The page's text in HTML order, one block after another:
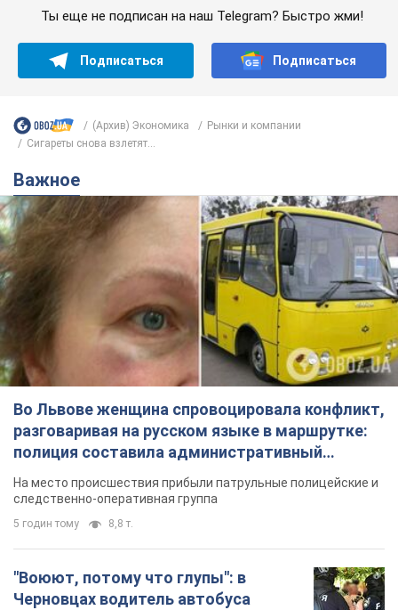
Ты еще не подписан на наш Telegram? Быстро жми!
Подписаться Подписаться
(Архив) Экономика
Рынки и компании
Сигареты снова взлетят...
Важное
Во Львове женщина спровоцировала конфликт,
разговаривая на русском языке в маршрутке:
полиция составила административный
протокол. Видео
На место происшествия прибыли патрульные полицейские и
следственно-оперативная группа
5 годин тому 8,8 т.
"Воюют, потому что глупы": в
Черновцах водитель автобуса